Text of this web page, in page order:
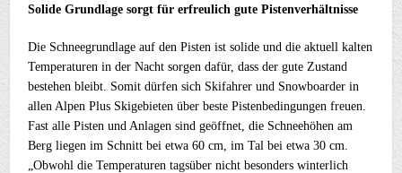
Solide Grundlage sorgt für erfreulich gute Pistenverhältnisse
Die Schneegrundlage auf den Pisten ist solide und die aktuell kalten
Temperaturen in der Nacht sorgen dafür, dass der gute Zustand
bestehen bleibt. Somit dürfen sich Skifahrer und Snowboarder in
allen Alpen Plus Skigebieten über beste Pistenbedingungen freuen.
Fast alle Pisten und Anlagen sind geöffnet, die Schneehöhen am
Berg liegen im Schnitt bei etwa 60 cm, im Tal bei etwa 30 cm.
„Obwohl die Temperaturen tagsüber nicht besonders winterlich